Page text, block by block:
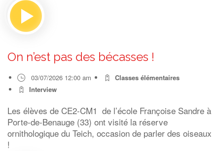
On n’est pas des bécasses !
03/07/2026 12:00 am
Classes élémentaires
Interview
Les élèves de CE2-CM1 de l’école Françoise Sandre à
Porte-de-Benauge (33) ont visité la réserve
ornithologique du Teich, occasion de parler des oiseaux
!